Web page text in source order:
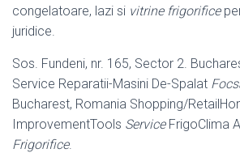
congelatoare, lazi si vitrine frigorifice
juridice.
Sos. Fundeni, nr. 165, Sector 2.
Service Reparatii-Masini De-Spalat
Bucharest, Romania Shopping/
ImprovementTools ServiceFrigoClima
Frigorifice.